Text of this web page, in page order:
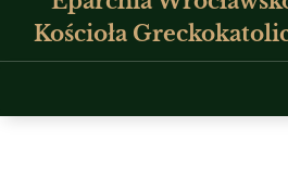
Kościoła